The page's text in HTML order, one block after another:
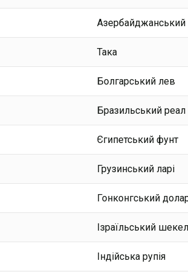
Азербайджанський
Така
Болгарський лев
Бразильський реал
Єгипетський фунт
Грузинський ларі
Гонконгський
Ізраїльський
Індійська рупія